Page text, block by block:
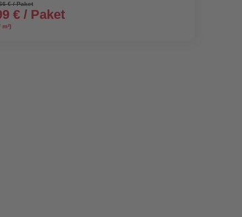
€ / Paket
€ / Paket
m²)